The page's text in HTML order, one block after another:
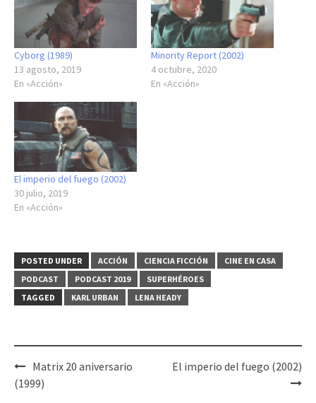
Cyborg (1989)
13 agosto, 2019
En «Acción»
Minority Report (2002)
4 octubre, 2020
En «Acción»
El imperio del fuego (2002)
30 julio, 2019
En «Acción»
POSTED UNDER ACCIÓN CIENCIA FICCIÓN
CINE EN CASA
PODCAST
PODCAST 2019
SUPERHÉROES
TAGGED
KARL URBAN LENA HEADY
Post
navigation
Matrix 20 aniversario
(1999)
El imperio del fuego (2002)